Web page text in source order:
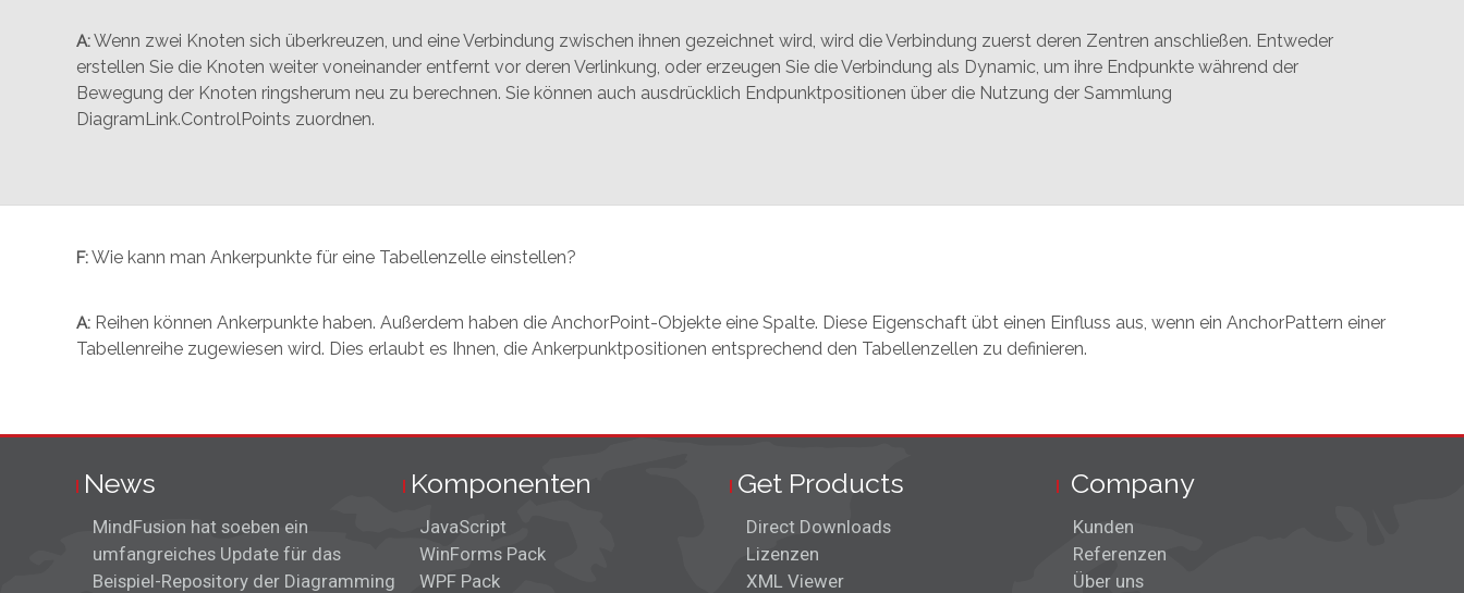
A:Wenn zwei Knoten sich überkreuzen, und eine Verbindung zwischen ihnen gezeichnet wird, wird die Verbindung zuerst deren Zentren anschließen. Entweder
erstellen Sie die Knoten weiter voneinander entfernt vor deren Verlinkung, oder erzeugen Sie die Verbindung als Dynamic, um ihre Endpunkte während der
Bewegung der Knoten ringsherum neu zu berechnen. Sie können auch ausdrücklich Endpunktpositionen über die Nutzung der Sammlung
DiagramLink.ControlPoints zuordnen.
F:Wie kann man Ankerpunkte für eine Tabellenzelle einstellen?
A: Reihen können Ankerpunkte haben. Außerdem haben die AnchorPoint-Objekte eine Spalte. Diese Eigenschaft übt einen Einfluss aus, wenn ein AnchorPattern einer
Tabellenreihe zugewiesen wird. Dies erlaubt es Ihnen, die Ankerpunktpositionen entsprechend den Tabellenzellen zu definieren.
News
MindFusion hat soeben ein
umfangreiches Update für das
Beispiel-Repository der Diagramming
Komponenten
JavaScript
WinForms Pack
WPF Pack
Get Products
Direct Downloads
Lizenzen
XML Viewer
Company
Kunden
Referenzen
Über uns